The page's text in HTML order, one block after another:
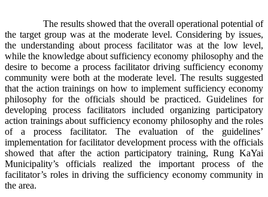
The results showed that the overall operational potential of
the target group was at the moderate level. Considering by issues,
the understanding about process facilitator was at the low level,
while the knowledge about sufficiency economy philosophy and the
desire to become a process facilitator driving sufficiency economy
community were both at the moderate level. The results suggested
that the action trainings on how to implement sufficiency economy
philosophy for the officials should be practiced. Guidelines for
developing process facilitators included organizing participatory
action trainings about sufficiency economy philosophy and the roles
of a process facilitator. The evaluation of the guidelines’
implementation for facilitator development process with the officials
showed that after the action participatory training, Rung KaYai
Municipality’s officials realized the important process of the
facilitator’s roles in driving the sufficiency economy community in
the area.